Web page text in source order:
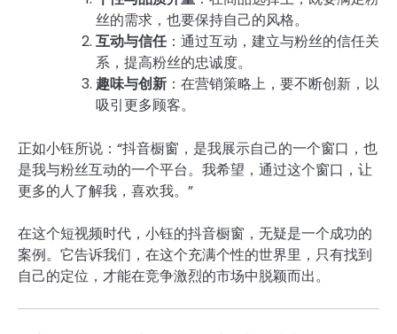
丝的需求，也要保持自己的风格。
互动与信任：通过互动，建立与粉丝的信任关
系，提高粉丝的忠诚度。
趣味与创新 ：在营销策略上，要不断创新，以
吸引更多顾客。
正如小钰所说：“抖音橱窗，是我展示自己的一个窗口，也
是我与粉丝互动的一个平台。我希望，通过这个窗口，让
更多的人了解我，喜欢我。”
在这个短视频时代，小钰的抖音橱窗，无疑是一个成功的
案例。它告诉我们，在这个充满个性的世界里，只有找到
自己的定位，才能在竞争激烈的市场中脱颖而出。